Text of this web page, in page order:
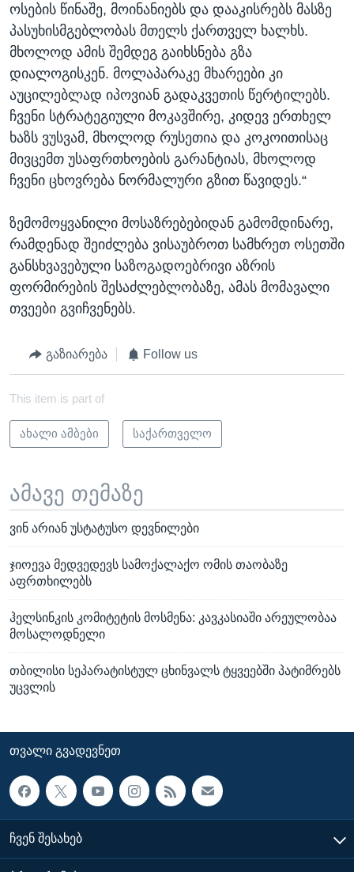
ოსების წინაშე, მოინანიებს და დააკისრებს მასზე
პასუხისმგებლობას მთელს ქართველ ხალხს.
მხოლოდ ამის შემდეგ გაიხსნება გზა
დიალოგისკენ. მოლაპარაკე მხარეები კი
აუცილებლად იპოვიან გადაკვეთის წერტილებს.
ჩვენი სტრატეგიული მოკავშირე, კიდევ ერთხელ
ხაზს ვუსვამ, მხოლოდ რუსეთია და კოკოითისაც
მივცემთ უსაფრთხოების გარანტიას, მხოლოდ
ჩვენი ცხოვრება ნორმალური გზით წავიდეს.“
ზემომოყვანილი მოსაზრებებიდან გამომდინარე,
რამდენად შეიძლება ვისაუბროთ სამხრეთ ოსეთში
განსხვავებული საზოგადოებრივი აზრის
ფორმირების შესაძლებლობაზე, ამას მომავალი
თვეები გვიჩვენებს.
გაზიარება Follow us
This item is part of
ახალი ამბები საქართველო
ამავე თემაზე
ვინ არიან უსტატუსო დევნილები
ჯიოევა მედვედევს სამოქალაქო ომის თაობაზე
აფრთხილებს
ჰელსინკის კომიტეტის მოსმენა: კავკასიაში არეულობაა
მოსალოდნელი
თბილისი სეპარატისტულ ცხინვალს ტყვეებში პატიმრებს
უცვლის
ᲗᲕᲐᲚᲘ ᲒᲕᲐᲓᲔᲕᲜᲔᲗ
ᲩᲕᲔᲜ ᲨᲔᲡᲐᲮᲔᲑ